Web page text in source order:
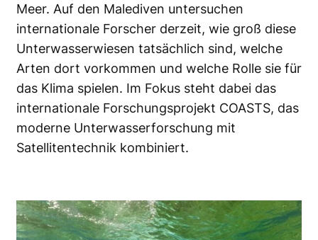
Meer. Auf den Malediven untersuchen
internationale Forscher derzeit, wie groß diese
Unterwasserwiesen tatsächlich sind, welche
Arten dort vorkommen und welche Rolle sie für
das Klima spielen. Im Fokus steht dabei das
internationale Forschungsprojekt COASTS, das
moderne Unterwasserforschung mit
Satellitentechnik kombiniert.